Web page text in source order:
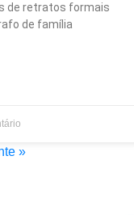
de retratos formais
de família
»